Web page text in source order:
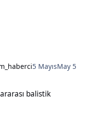
5 MayısMay 5
balistik